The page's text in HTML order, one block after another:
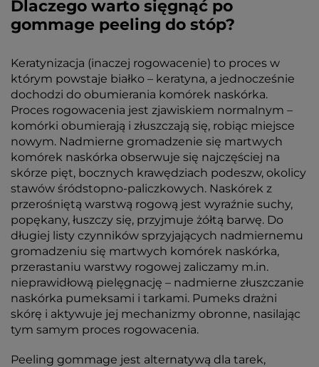
Dlaczego warto sięgnąć po
gommage peeling do stóp?
Keratynizacja (inaczej rogowacenie) to proces w
którym powstaje białko – keratyna, a jednocześnie
dochodzi do obumierania komórek naskórka.
Proces rogowacenia jest zjawiskiem normalnym –
komórki obumierają i złuszczają się, robiąc miejsce
nowym. Nadmierne gromadzenie się martwych
komórek naskórka obserwuje się najczęściej na
skórze pięt, bocznych krawędziach podeszw, okolicy
stawów śródstopno-paliczkowych. Naskórek z
przerośniętą warstwą rogową jest wyraźnie suchy,
popękany, łuszczy się, przyjmuje żółtą barwę. Do
długiej listy czynników sprzyjających nadmiernemu
gromadzeniu się martwych komórek naskórka,
przerastaniu warstwy rogowej zaliczamy m.in.
nieprawidłową pielęgnację – nadmierne złuszczanie
naskórka pumeksami i tarkami. Pumeks drażni
skórę i aktywuje jej mechanizmy obronne, nasilając
tym samym proces rogowacenia.
Peeling gommage jest alternatywą dla tarek,